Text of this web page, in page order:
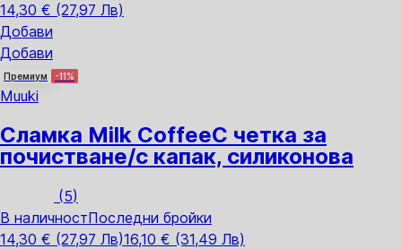
14,30 € (27,97 Лв)
Добави
Добави
Премиум -11%
Muuki
Сламка Milk CoffeeС четка за
почистване/с капак, силиконова
(5)
В наличностПоследни бройки
14,30 € (27,97 Лв)16,10 € (31,49 Лв)